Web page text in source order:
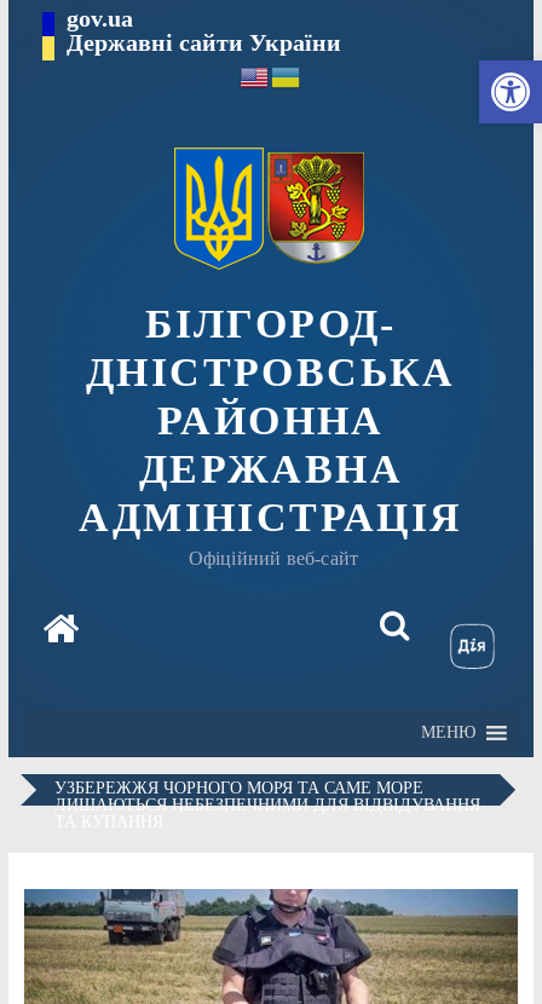
вмісту
gov.ua
Державні сайти України
БІЛГОРОД-
ДНІСТРОВСЬКА
РАЙОННА
ДЕРЖАВНА
АДМІНІСТРАЦІЯ
Офіційний веб-сайт
МЕНЮ
УЗБЕРЕЖЖЯ ЧОРНОГО МОРЯ ТА САМЕ МОРЕ
ЛИШАЮТЬСЯ НЕБЕЗПЕЧНИМИ ДЛЯ ВІДВІДУВАННЯ